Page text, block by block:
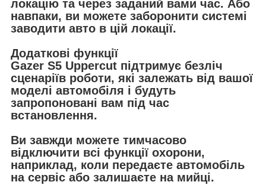
локацію та через заданий вами час. Або
навпаки, ви можете заборонити системі
заводити авто в цій локації.
Додаткові функції
Gazer S5 Uppercut підтримує безліч
сценаріїв роботи, які залежать від вашої
моделі автомобіля і будуть
запропоновані вам під час
встановлення.
Ви завжди можете тимчасово
відключити всі функції охорони,
наприклад, коли передаєте автомобіль
на сервіс або залишаєте на мийці.